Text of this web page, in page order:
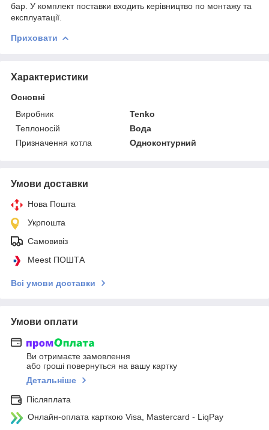
бар. У комплект поставки входить керівництво по монтажу та
експлуатації.
Приховати
Характеристики
Основні
Виробник
Tenko
Теплоносій
Вода
Призначення котла
Одноконтурний
Умови доставки
Нова Пошта
Укрпошта
Самовивіз
Meest ПОШТА
Всі умови доставки
Умови оплати
Ви отримаєте замовлення
або гроші повернуться на вашу картку
Детальніше
Післяплата
Онлайн-оплата карткою Visa, Mastercard - LiqPay